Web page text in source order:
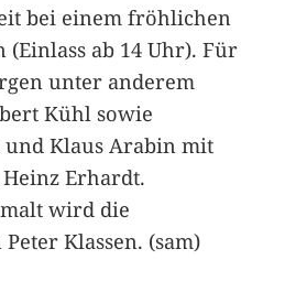
bei einem fröhlichen
(Einlass ab 14 Uhr). Für
unter anderem
Kühl sowie
Klaus Arabin mit
Erhardt.
wird die
Klassen. (sam)